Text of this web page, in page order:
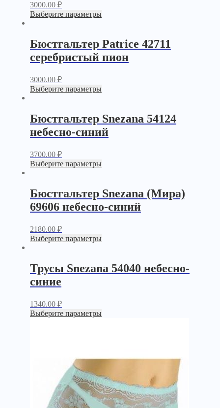
3000.00 ₽
Выберите параметры
Бюстгальтер Patrice 42711
серебристый пион
3000.00 ₽
Выберите параметры
Бюстгальтер Snezana 54124
небесно-синий
3700.00 ₽
Выберите параметры
Бюстгальтер Snezana (Мира)
69606 небесно-синий
2180.00 ₽
Выберите параметры
Трусы Snezana 54040 небесно-
синие
1340.00 ₽
Выберите параметры